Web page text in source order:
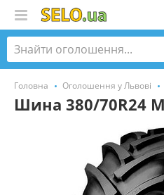
Головна Оголошення у Львові
Шина 380/70R24